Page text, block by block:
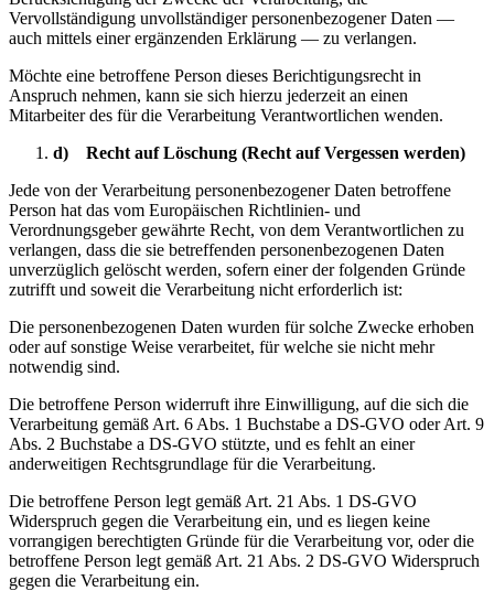
Vervollständigung unvollständiger personenbezogener Daten —
auch mittels einer ergänzenden Erklärung — zu verlangen.
Möchte eine betroffene Person dieses Berichtigungsrecht in
Anspruch nehmen, kann sie sich hierzu jederzeit an einen
Mitarbeiter des für die Verarbeitung Verantwortlichen wenden.
d) Recht auf Löschung (Recht auf Vergessen werden)
Jede von der Verarbeitung personenbezogener Daten betroffene
Person hat das vom Europäischen Richtlinien- und
Verordnungsgeber gewährte Recht, von dem Verantwortlichen zu
verlangen, dass die sie betreffenden personenbezogenen Daten
unverzüglich gelöscht werden, sofern einer der folgenden Gründe
zutrifft und soweit die Verarbeitung nicht erforderlich ist:
Die personenbezogenen Daten wurden für solche Zwecke erhoben
oder auf sonstige Weise verarbeitet, für welche sie nicht mehr
notwendig sind.
Die betroffene Person widerruft ihre Einwilligung, auf die sich die
Verarbeitung gemäß Art. 6 Abs. 1 Buchstabe a DS-GVO oder Art. 9
Abs. 2 Buchstabe a DS-GVO stützte, und es fehlt an einer
anderweitigen Rechtsgrundlage für die Verarbeitung.
Die betroffene Person legt gemäß Art. 21 Abs. 1 DS-GVO
Widerspruch gegen die Verarbeitung ein, und es liegen keine
vorrangigen berechtigten Gründe für die Verarbeitung vor, oder die
betroffene Person legt gemäß Art. 21 Abs. 2 DS-GVO Widerspruch
gegen die Verarbeitung ein.